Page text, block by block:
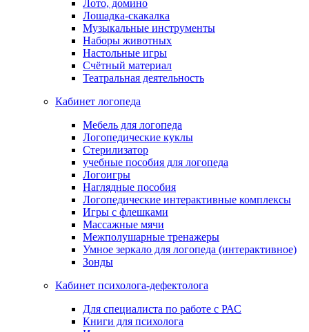
Лото, домино
Лошадка-скакалка
Музыкальные инструменты
Наборы животных
Настольные игры
Счётный материал
Театральная деятельность
Кабинет логопеда
Мебель для логопеда
Логопедические куклы
Стерилизатор
учебные пособия для логопеда
Логоигры
Наглядные пособия
Логопедические интерактивные комплексы
Игры с флешками
Массажные мячи
Межполушарные тренажеры
Умное зеркало для логопеда (интерактивное)
Зонды
Кабинет психолога-дефектолога
Для специалиста по работе с РАС
Книги для психолога